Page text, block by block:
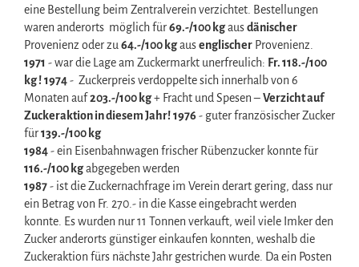
eine Bestellung beim Zentralverein verzichtet. Bestellungen
waren anderorts möglich für69.-/100 kgausdänischer
Provenienz oder zu 64.-/100 kgausenglischer Provenienz.
1971 - war die Lage am Zuckermarkt unerfreulich: Fr. 118.-/100
kg !1974- Zuckerpreis verdoppelte sich innerhalb von 6
Monaten auf203.-/100 kg+ Fracht und Spesen –Verzicht auf
Zuckeraktion in diesem Jahr!1976- guter französischer Zucker
für139.-/100 kg
1984- ein Eisenbahnwagen frischer Rübenzucker konnte für
116.-/100 kgabgegeben werden
1987- ist die Zuckernachfrage im Verein derart gering, dass nur
ein Betrag von Fr. 270.- in die Kasse eingebracht werden
konnte. Es wurden nur 11 Tonnen verkauft, weil viele Imker den
Zucker anderorts günstiger einkaufen konnten, weshalb die
Zuckeraktion fürs nächste Jahr gestrichen wurde. Da ein Posten